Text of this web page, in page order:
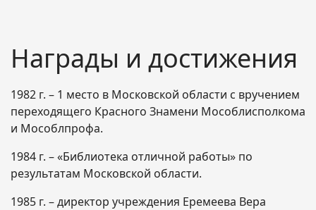
Награды и достижения
1982 г. – 1 место в Московской области с вручением
переходящего Красного Знамени Мособлисполкома
и Мособлпрофа.
1984 г. – «Библиотека отличной работы» по
результатам Московской области.
1985 г. – директор учреждения Еремеева Вера